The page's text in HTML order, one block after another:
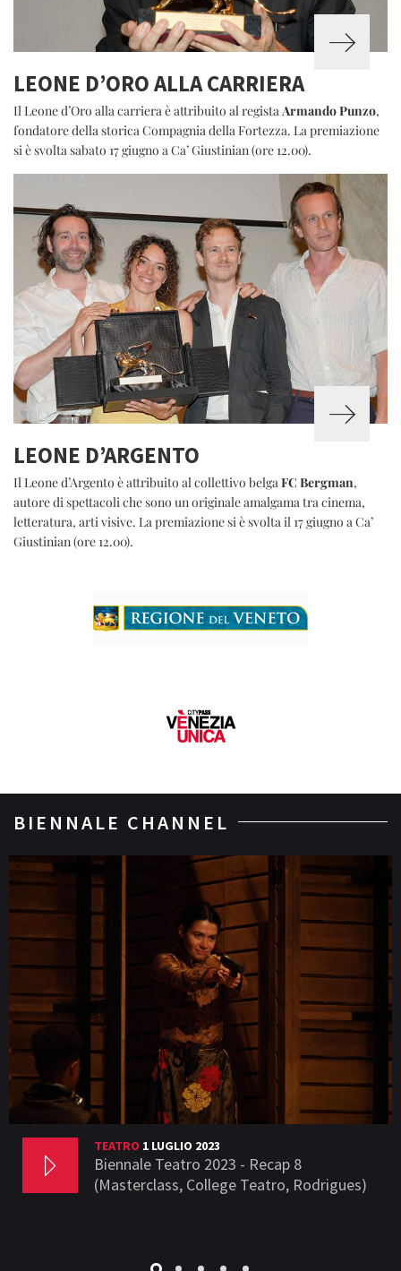
LEONE D’ORO ALLA CARRIERA
Il Leone d’Oro alla carriera è attribuito al registaArmando Punzo,
fondatore della storica Compagnia della Fortezza. La premiazione
si è svolta sabato 17 giugno a Ca’ Giustinian (ore 12.00).
LEONE D’ARGENTO
Il Leone d’Argento è attribuito al collettivo belgaFC Bergman,
autore di spettacoli che sono un originale amalgama tra cinema,
letteratura, arti visive. La premiazione si è svolta il 17 giugno a Ca’
Giustinian (ore 12.00).
BIENNALE CHANNEL
TEATRO 1 LUGLIO 2023
Biennale Teatro 2023 - Recap 8
(Masterclass, College Teatro, Rodrigues)